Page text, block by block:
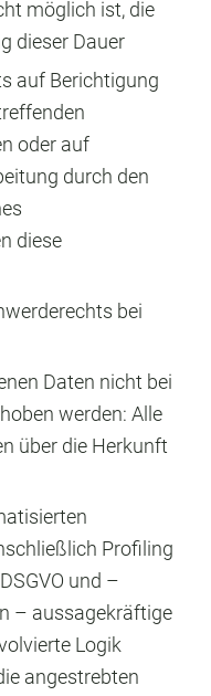
möglich ist, die
dieser Dauer
auf Berichtigung
oder auf
durch den
diese
bei
Daten nicht bei
werden: Alle
über die Herkunft
Profiling
und –
– aussagekräftige
Logik
angestrebten